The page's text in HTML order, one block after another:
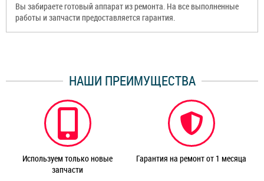
Вы забираете готовый аппарат из ремонта. На все выполненные
работы и запчасти предоставляется гарантия.
НАШИ ПРЕИМУЩЕСТВА
Используем только новые
запчасти
Гарантия на ремонт от 1 месяца